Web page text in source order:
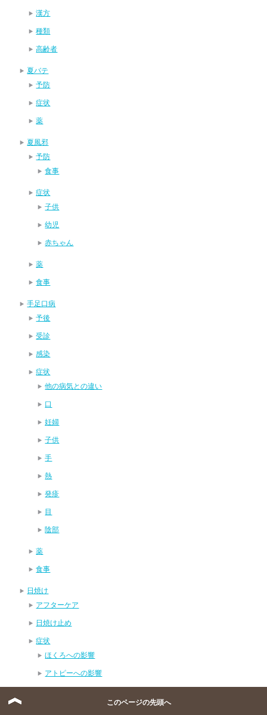
漢方
種類
高齢者
夏バテ
予防
症状
薬
夏風邪
予防
食事
症状
子供
幼児
赤ちゃん
薬
食事
手足口病
予後
受診
感染
症状
他の病気との違い
口
妊婦
子供
手
熱
発疹
目
陰部
薬
食事
日焼け
アフターケア
日焼け止め
症状
ほくろへの影響
アトピーへの影響
このページの先頭へ